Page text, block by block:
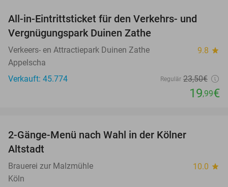
All-in-Eintrittsticket für den Verkehrs- und
Vergnügungspark Duinen Zathe
Verkeers- en Attractiepark Duinen Zathe 9.8 star
Appelscha
Verkauft: 45.774
Regulär 23,50€
19,99€
2-Gänge-Menü nach Wahl in der Kölner
Altstadt
Brauerei zur Malzmühle 10.0 star
Köln